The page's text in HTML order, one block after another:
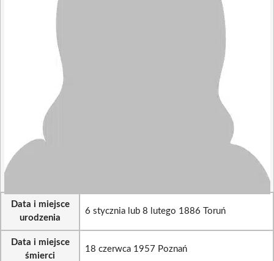
Data i miejsce
urodzenia
6 stycznia lub 8 lutego 1886 Toruń
Data i miejsce
śmierci
18 czerwca 1957 Poznań